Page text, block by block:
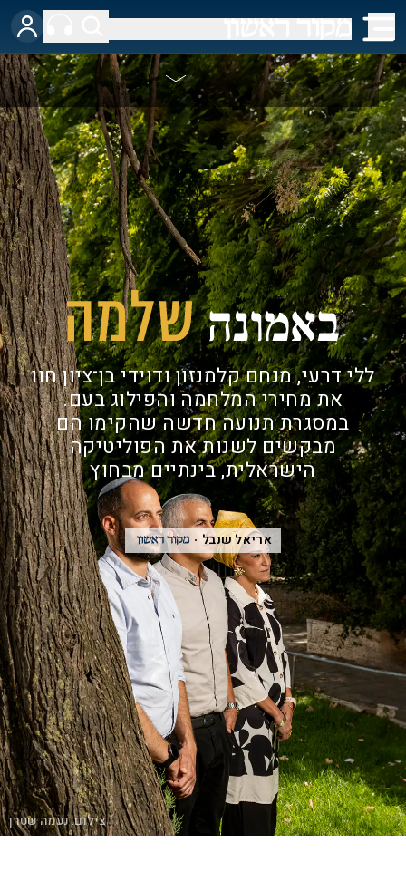
צילום:נעמה שטרן
ללי דרעי, מנחם קלמנזון ודוידי בן־ציון חוו
את מחירי המלחמה והפילוג בעם.
במסגרת תנועה חדשה שהקימו הם
מבקשים לשנות את הפוליטיקה
הישראלית, בינתיים מבחוץ
אריאל שנבל